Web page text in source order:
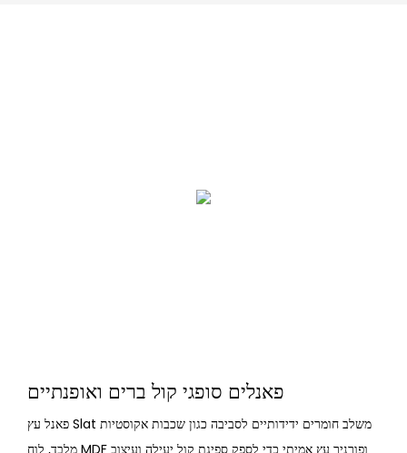
פאנלים סופגי קול ברים ואופנתיים
פאנל עץ Slat משלב חומרים ידידותיים לסביבה כגון שכבות אקוסטיות